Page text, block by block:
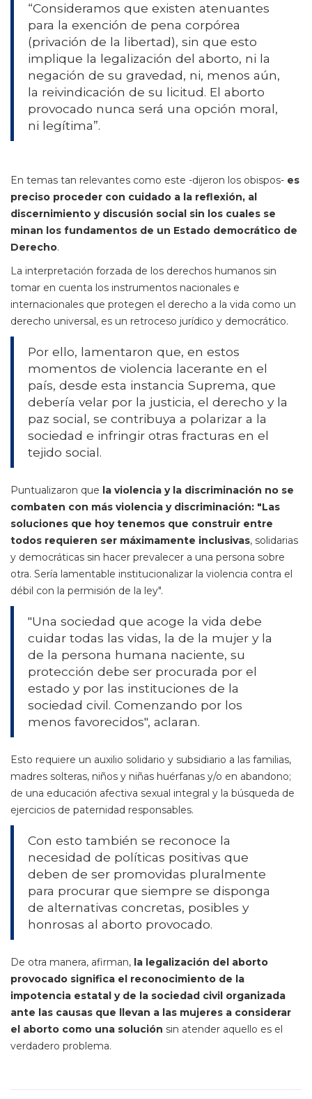
“Consideramos que existen atenuantes
para la exención de pena corpórea
(privación de la libertad), sin que esto
implique la legalización del aborto, ni la
negación de su gravedad, ni, menos aún,
la reivindicación de su licitud. El aborto
provocado nunca será una opción moral,
ni legítima”.
En temas tan relevantes como este -dijeron los obispos- es
preciso proceder con cuidado a la reflexión, al
discernimiento y discusión social sin los cuales se
minan los fundamentos de un Estado democrático de
Derecho.
La interpretación forzada de los derechos humanos sin
tomar en cuenta los instrumentos nacionales e
internacionales que protegen el derecho a la vida como un
derecho universal, es un retroceso jurídico y democrático.
Por ello, lamentaron que, en estos
momentos de violencia lacerante en el
país, desde esta instancia Suprema, que
debería velar por la justicia, el derecho y la
paz social, se contribuya a polarizar a la
sociedad e infringir otras fracturas en el
tejido social.
Puntualizaron que la violencia y la discriminación no se
combaten con más violencia y discriminación: "Las
soluciones que hoy tenemos que construir entre
todos requieren ser máximamente inclusivas, solidarias
y democráticas sin hacer prevalecer a una persona sobre
otra. Sería lamentable institucionalizar la violencia contra el
débil con la permisión de la ley".
"Una sociedad que acoge la vida debe
cuidar todas las vidas, la de la mujer y la
de la persona humana naciente, su
protección debe ser procurada por el
estado y por las instituciones de la
sociedad civil. Comenzando por los
menos favorecidos", aclaran.
Esto requiere un auxilio solidario y subsidiario a las familias,
madres solteras, niños y niñas huérfanas y/o en abandono;
de una educación afectiva sexual integral y la búsqueda de
ejercicios de paternidad responsables.
Con esto también se reconoce la
necesidad de políticas positivas que
deben de ser promovidas pluralmente
para procurar que siempre se disponga
de alternativas concretas, posibles y
honrosas al aborto provocado.
De otra manera, afirman, la legalización del aborto
provocado significa el reconocimiento de la
impotencia estatal y de la sociedad civil organizada
ante las causas que llevan a las mujeres a considerar
el aborto como una solución sin atender aquello es el
verdadero problema.